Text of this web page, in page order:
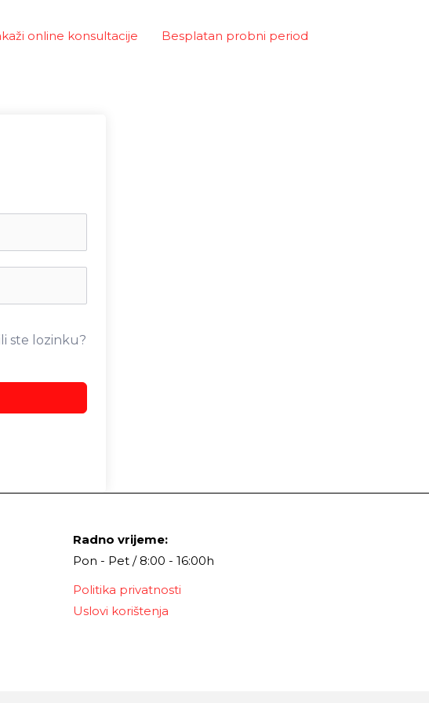
online konsultacije Besplatan probni period
ste lozinku?
Radno vrijeme:
Pon - Pet / 8:00 - 16:00h
Politika privatnosti
Uslovi korištenja